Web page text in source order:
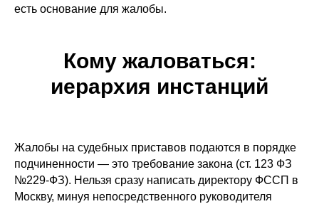
есть основание для жалобы.
Кому жаловаться:
иерархия инстанций
Жалобы на судебных приставов подаются в порядке
подчиненности — это требование закона (ст. 123 ФЗ
№229-ФЗ). Нельзя сразу написать директору ФССП в
Москву, минуя непосредственного руководителя